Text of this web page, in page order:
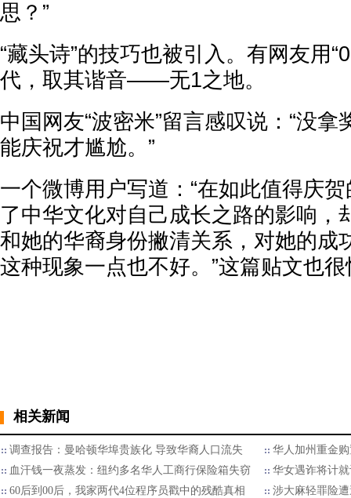
思？”
“藏头诗”的技巧也被引入。有网友用
代，取其谐音——无1之地。
中国网友“波密米”留言感叹说：“没
能庆祝才尴尬。”
一个微博用户写道：“在如此值得庆
了中华文化对自己成长之路的影响，
和她的华裔身份撇清关系，对她的成
这种现象一点也不好。”这篇贴文也
相关新闻
调查报告：曼哈顿华埠贵族化 导致华裔人口流失
华人加州重金
血汗钱一夜蒸发：纽约多名华人工商行保险箱失窃
华女遇诈将计
60后到00后，我家两代4位程序员戳中的残酷真相
涉大麻轻罪险